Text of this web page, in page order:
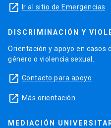
launch Ir al sitio de Emergencias
DISCRIMINACIÓN Y
Orientación y apoyo en casos
género o violencia sexual.
launch Contacto para apoyo
launch Más orientación
MEDIACIÓN